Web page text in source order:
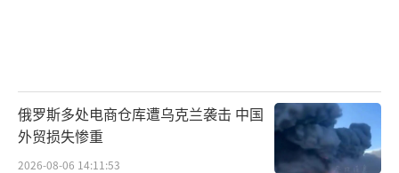
俄罗斯多处电商仓库遭乌克兰袭击 中国
外贸损失惨重
2026-08-06 14:11:53